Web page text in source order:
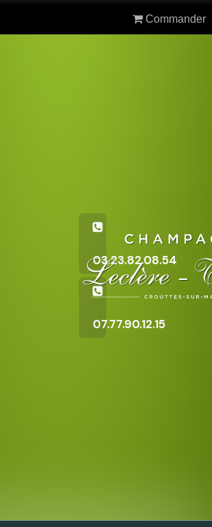
Commander
03.23.82.08.54
07.77.90.12.15